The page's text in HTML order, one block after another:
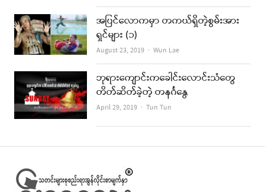
အပြင်လောကမှာ တကယ်ရှိတဲ့စွမ်းအား
ရှင်များ (၁)
August 23, 2019 Author
Wun Lae
ဘုရားကျောင်းကခေါင်းလောင်းသံတွေ
တိတ်ဆိတ်ခဲ့တဲ့ တနင်္ဂနွေ
April 29, 2019 Author
Tun Tun